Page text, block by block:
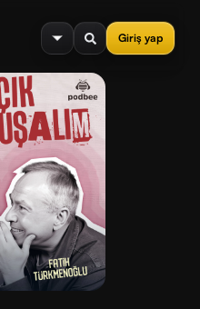
Giriş yap